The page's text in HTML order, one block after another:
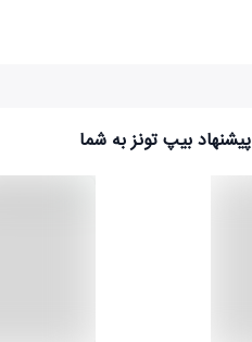
پیشنهاد بیپ تونز به شما